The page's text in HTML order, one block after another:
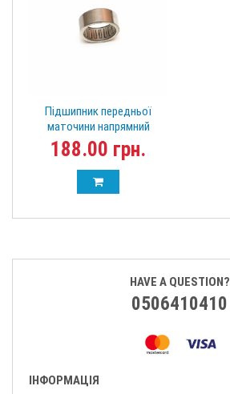
Підшипник передньої
маточини напрямний
голчастий Great Wall
HK3016-00
188.00 грн.
HAVE A QUESTION?
0506410410
ІНФОРМАЦІЯ